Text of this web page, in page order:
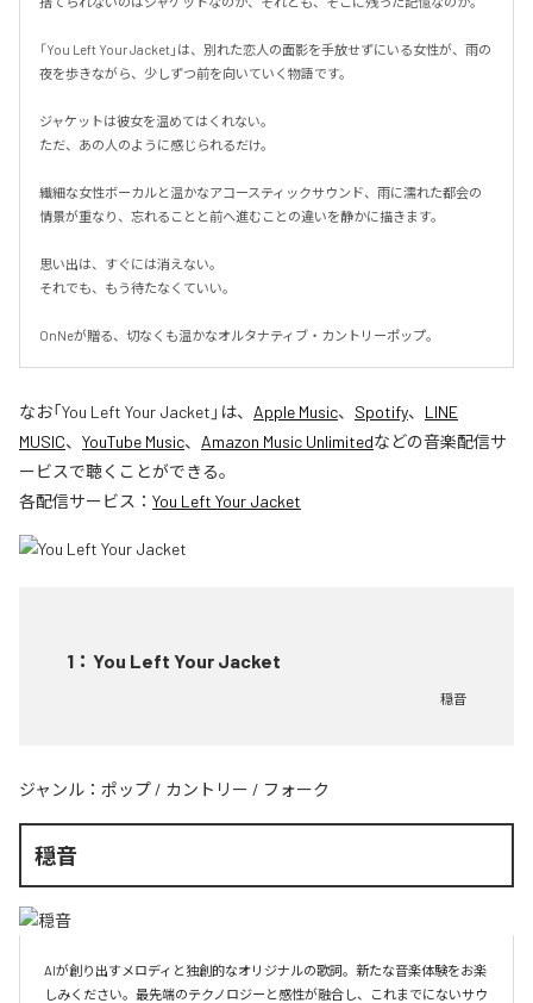
「You Left Your Jacket」は、別れた恋人の面影を手放せずにいる女性が、雨の
夜を歩きながら、少しずつ前を向いていく物語です。
ジャケットは彼女を温めてはくれない。
ただ、あの人のように感じられるだけ。
繊細な女性ボーカルと温かなアコースティックサウンド、雨に濡れた都会の
情景が重なり、忘れることと前へ進むことの違いを静かに描きます。
思い出は、すぐには消えない。
それでも、もう待たなくていい。
OnNeが贈る、切なくも温かなオルタナティブ・カントリーポップ。
なお「You Left Your Jacket 」は、 Apple Music、 Spotify、 LINE
MUSIC、 YouTube Music、 Amazon Music Unlimitedなどの音楽配信サ
ービスで聴くことができる。
各配信サービス： You Left Your Jacket
1 ： You Left Your Jacket
穏音
ジャンル： ポップ / カントリー / フォーク
穏音
AIが創り出すメロディと独創的なオリジナルの歌詞。新たな音楽体験をお楽
しみください。最先端のテクノロジーと感性が融合し、これまでにないサウ